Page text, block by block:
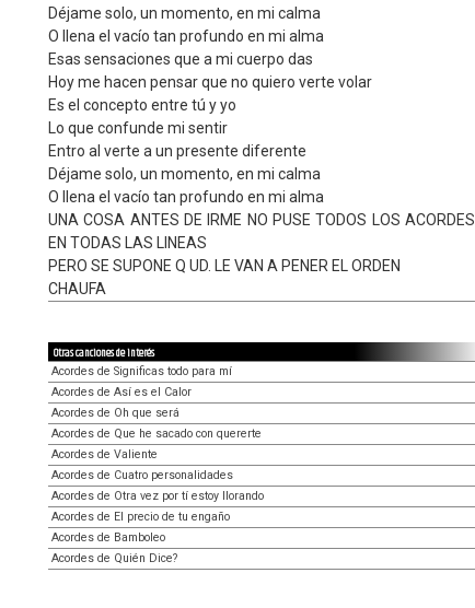
Déjame solo, un momento, en mi calma
O llena el vacío tan profundo en mi alma
Esas sensaciones que a mi cuerpo das
Hoy me hacen pensar que no quiero verte volar
Es el concepto entre tú y yo
Lo que confunde mi sentir
Entro al verte a un presente diferente
Déjame solo, un momento, en mi calma
O llena el vacío tan profundo en mi alma
UNA COSA ANTES DE IRME NO PUSE TODOS LOS ACORDES
EN TODAS LAS LINEAS
PERO SE SUPONE Q UD. LE VAN A PENER EL ORDEN
CHAUFA
Otras canciones de interés
Acordes de Significas todo para mí
Acordes de Así es el Calor
Acordes de Oh que será
Acordes de Que he sacado con quererte
Acordes de Valiente
Acordes de Cuatro personalidades
Acordes de Otra vez por tí estoy llorando
Acordes de El precio de tu engaño
Acordes de Bamboleo
Acordes de Quién Dice?